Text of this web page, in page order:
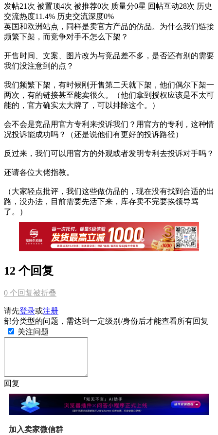
发帖21次 被置顶4次 被推荐0次 质量分0星 回帖互动28次 历史
交流热度11.4% 历史交流深度0%
英国和欧洲站点，同样是卖官方产品的仿品。为什么我们链接
频繁下架，而竞争对手不怎么下架？
开售时间、文案、图片改为与竞品差不多，是否还有别的需要
我们没注意到的点？
我们频繁下架，有时候刚开售第二天就下架，他们偶尔下架一
两次，有的链接甚至能卖很久。（他们拿到授权应该是不太可
能的，官方确实太大牌了，可以排除这个。）
会不会是竞品用官方专利来投诉我们？用官方的专利，这种情
况投诉能成功吗？（还是说他们有更好的投诉路径）
反过来，我们可以用官方的外观或者发明专利去投诉对手吗？
还请各位大佬指教。
（大家轻点批评，我们这些做仿品的，现在没有找到合适的出
路，没办法，目前需要先活下来，库存卖不完要挨领导骂
了。）
12 个回复
0 个回复被折叠
请先登录或注册
部分类型的问题，需达到一定级别/身份后才能查看所有回复
关注问题
回复
加入卖家微信群